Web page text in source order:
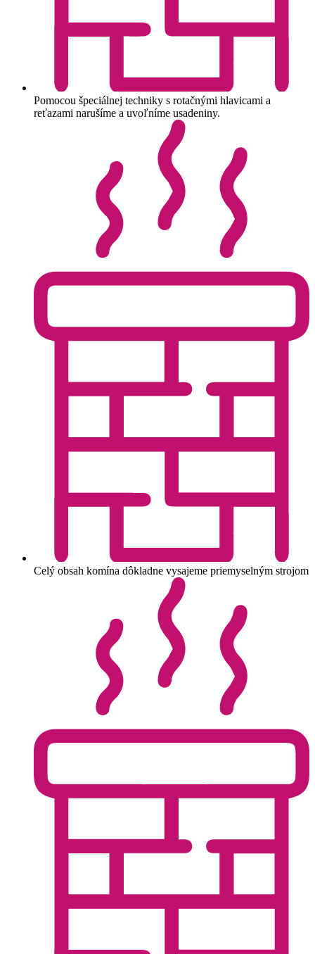
Pomocou špeciálnej techniky s rotačnými hlavicami a
reťazami narušíme a uvoľníme usadeniny.
Celý obsah komína dôkladne vysajeme priemyselným strojom